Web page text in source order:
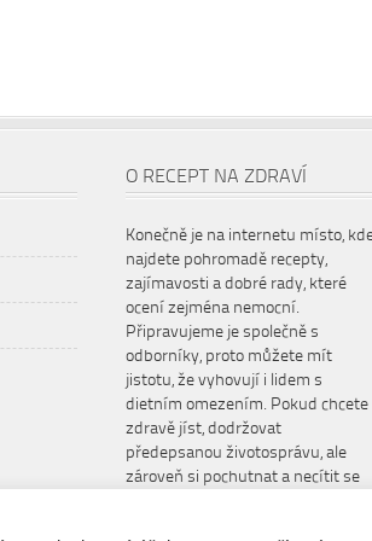
O RECEPT NA ZDRAVÍ
Konečně je na internetu místo,
najdete pohromadě recepty,
zajímavosti a dobré rady, které
ocení zejména nemocní.
Připravujeme je společně s
odborníky, proto můžete mít
jistotu, že vyhovují i lidem s
dietním omezením. Pokud chcete
zdravě jíst, dodržovat
předepsanou životosprávu, ale
zároveň si pochutnat a necítit se